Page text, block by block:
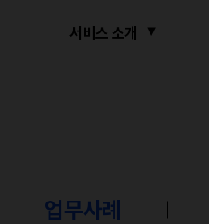
서비스 소개
업무사례